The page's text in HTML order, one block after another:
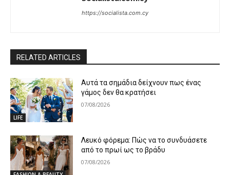
https://socialista.com.cy
RELATED ARTICLES
LIFE
Αυτά τα σημάδια δείχνουν πως ένας
γάμος δεν θα κρατήσει
07/08/2026
Λευκό φόρεμα: Πώς να το συνδυάσετε
από το πρωί ως το βράδυ
07/08/2026